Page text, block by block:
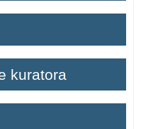
kuratora